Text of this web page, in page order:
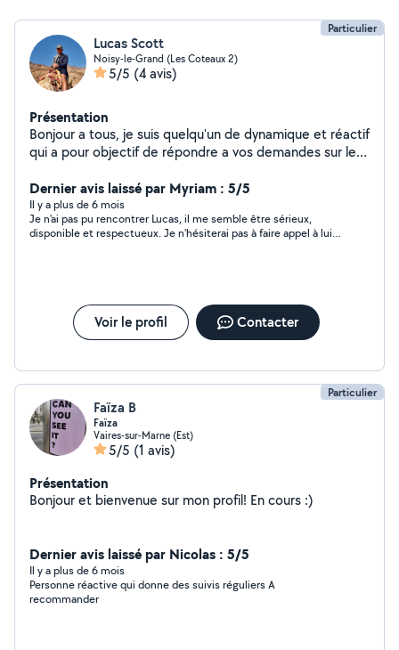
Particulier
Lucas Scott
Noisy-le-Grand (Les Coteaux 2)
5/5 (4 avis)
Présentation
Bonjour a tous, je suis quelqu'un de dynamique et réactif
qui a pour objectif de répondre a vos demandes sur les
déménagement, manutention. Je tâcherai de remplir
mes missions avec qualité.
Dernier avis laissé par Myriam : 5/5
Il y a plus de 6 mois
Je n'ai pas pu rencontrer Lucas, il me semble être sérieux,
disponible et respectueux. Je n'hésiterai pas à faire appel à lui.
Voir le profil Contacter
Particulier
Faïza B
Faïza
Vaires-sur-Marne (Est)
5/5 (1 avis)
Présentation
Bonjour et bienvenue sur mon profil! En cours :)
Dernier avis laissé par Nicolas : 5/5
Il y a plus de 6 mois
Personne réactive qui donne des suivis réguliers A
recommander